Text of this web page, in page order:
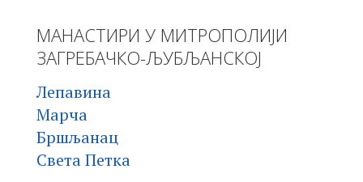
МАНАСТИРИ У МИТРОПОЛИЈИ
ЗАГРЕБАЧКО-ЉУБЉАНСКОЈ
Лепавина
Марча
Бршљанац
Света Петка